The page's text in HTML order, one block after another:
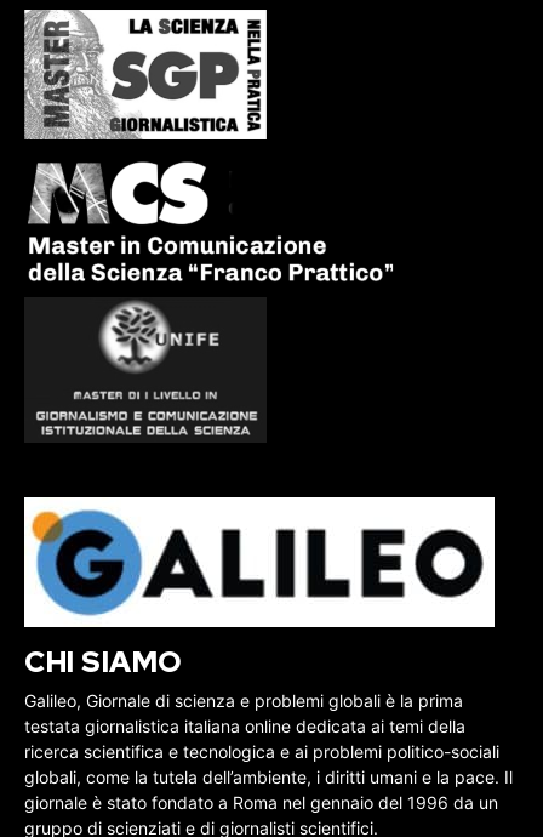
CHI SIAMO
Galileo, Giornale di scienza e problemi globali è la prima
testata giornalistica italiana online dedicata ai temi della
ricerca scientifica e tecnologica e ai problemi politico-sociali
globali, come la tutela dell’ambiente, i diritti umani e la pace. Il
giornale è stato fondato a Roma nel gennaio del 1996 da un
gruppo di scienziati e di giornalisti scientifici.